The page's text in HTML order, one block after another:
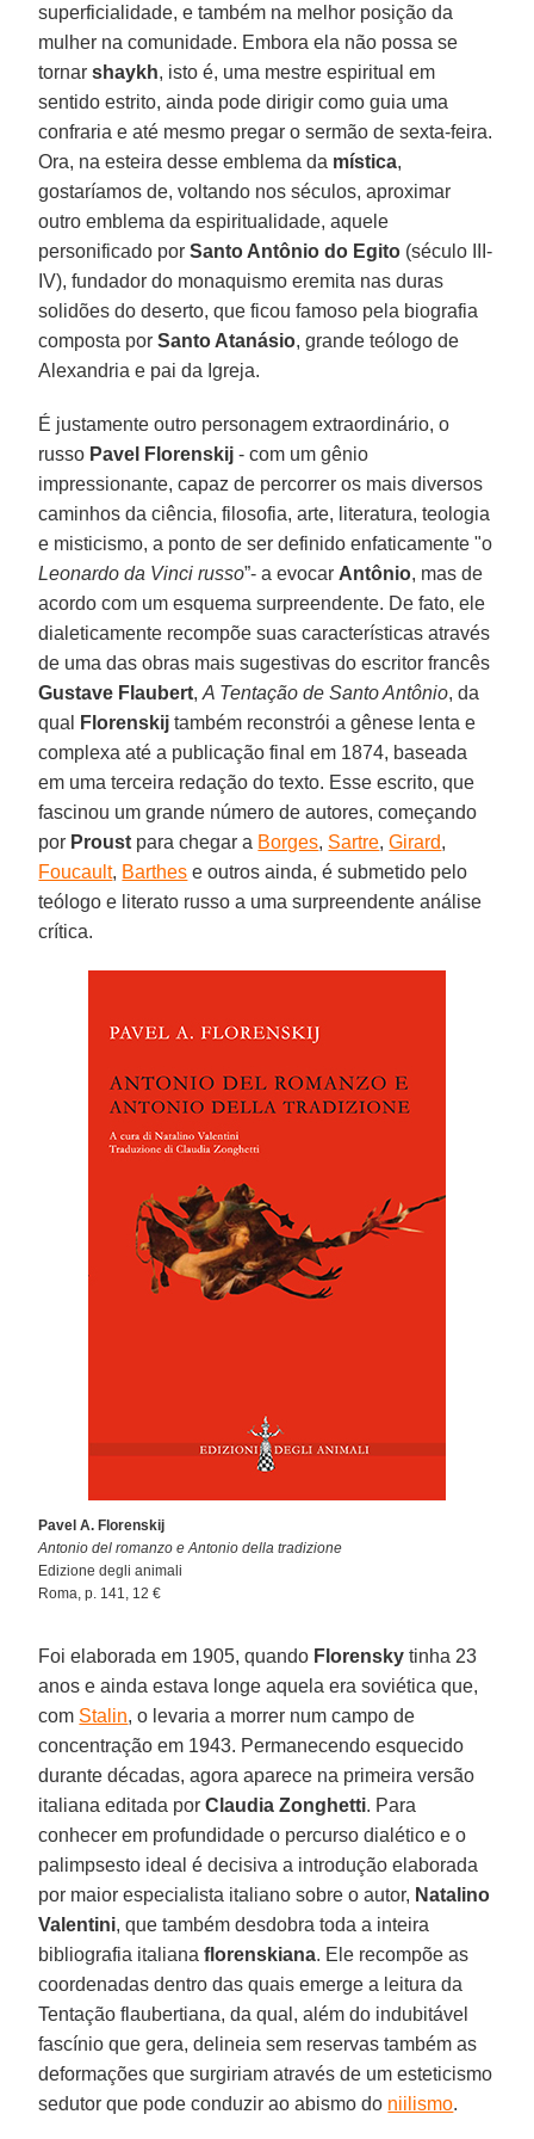
superficialidade, e também na melhor posição da
mulher na comunidade. Embora ela não possa se
tornarshaykh, isto é, uma mestre espiritual em
sentido estrito, ainda pode dirigir como guia uma
confraria e até mesmo pregar o sermão de sexta-feira.
Ora, na esteira desse emblema da mística,
gostaríamos de, voltando nos séculos, aproximar
outro emblema da espiritualidade, aquele
personificado porSanto Antônio do Egito (século III-
IV), fundador do monaquismo eremita nas duras
solidões do deserto, que ficou famoso pela biografia
composta porSanto Atanásio, grande teólogo de
Alexandria e pai da Igreja.
É justamente outro personagem extraordinário, o
russo Pavel Florenskij - com um gênio
impressionante, capaz de percorrer os mais diversos
caminhos da ciência, filosofia, arte, literatura, teologia
e misticismo, a ponto de ser definido enfaticamente "o
Leonardo da Vinci russo”- a evocar Antônio, mas de
acordo com um esquema surpreendente. De fato, ele
dialeticamente recompõe suas características através
de uma das obras mais sugestivas do escritor francês
Gustave Flaubert,A Tentação de Santo Antônio, da
qual
Florenskij também reconstrói a gênese lenta e
complexa até a publicação final em 1874, baseada
em uma terceira redação do texto. Esse escrito, que
fascinou um grande número de autores, começando
por Proust para chegar a Borges, Sartre,Girard,
Foucault, Barthes e outros ainda, é submetido pelo
teólogo e literato russo a uma surpreendente análise
crítica.
Pavel A. Florenskij
Antonio del romanzo e Antonio della tradizione
Edizione degli animali
Roma, p. 141, 12 €
Foi elaborada em 1905, quando Florensky tinha 23
anos e ainda estava longe aquela era soviética que,
com Stalin, o levaria a morrer num campo de
concentração em 1943. Permanecendo esquecido
durante décadas, agora aparece na primeira versão
italiana editada porClaudia Zonghetti. Para
conhecer em profundidade o percurso dialético e o
palimpsesto ideal é decisiva a introdução elaborada
por maior especialista italiano sobre o autor, Natalino
Valentini, que também desdobra toda a inteira
bibliografia italianaflorenskiana. Ele recompõe as
coordenadas dentro das quais emerge a leitura da
Tentação flaubertiana, da qual, além do indubitável
fascínio que gera, delineia sem reservas também as
deformações que surgiriam através de um esteticismo
sedutor que pode conduzir ao abismo do niilismo.